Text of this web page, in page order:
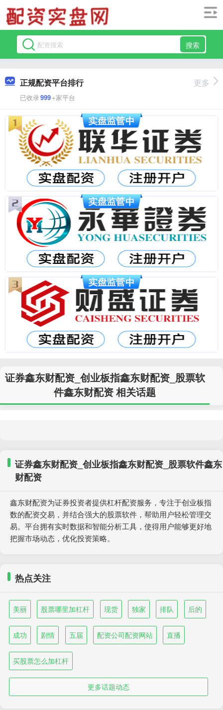
搜索
正规配资平台排行
已收录999+家平台
更多
证券鑫东财配资_创业板指鑫东财配资_股票软
件鑫东财配资 相关话题
证券鑫东财配资_创业板指鑫东财配资_股票软件鑫东
财配资
鑫东财配资为证券投资者提供杠杆配资服务，专注于创业板指
数的配资交易，并结合强大的股票软件，帮助用户轻松管理交
易。平台拥有实时数据和智能分析工具，使得用户能够更好地
把握市场动态，优化投资策略。
热点关注
美丽 股票哪里加杠杆 现货 独家 排队 后的
成功 剧情 五届 配资公司配资网站 直播
买股票怎么加杠杆
更多话题动态